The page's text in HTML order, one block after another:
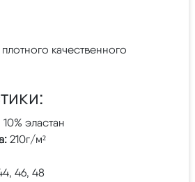
качественного
эластан
210г/м²
46, 48